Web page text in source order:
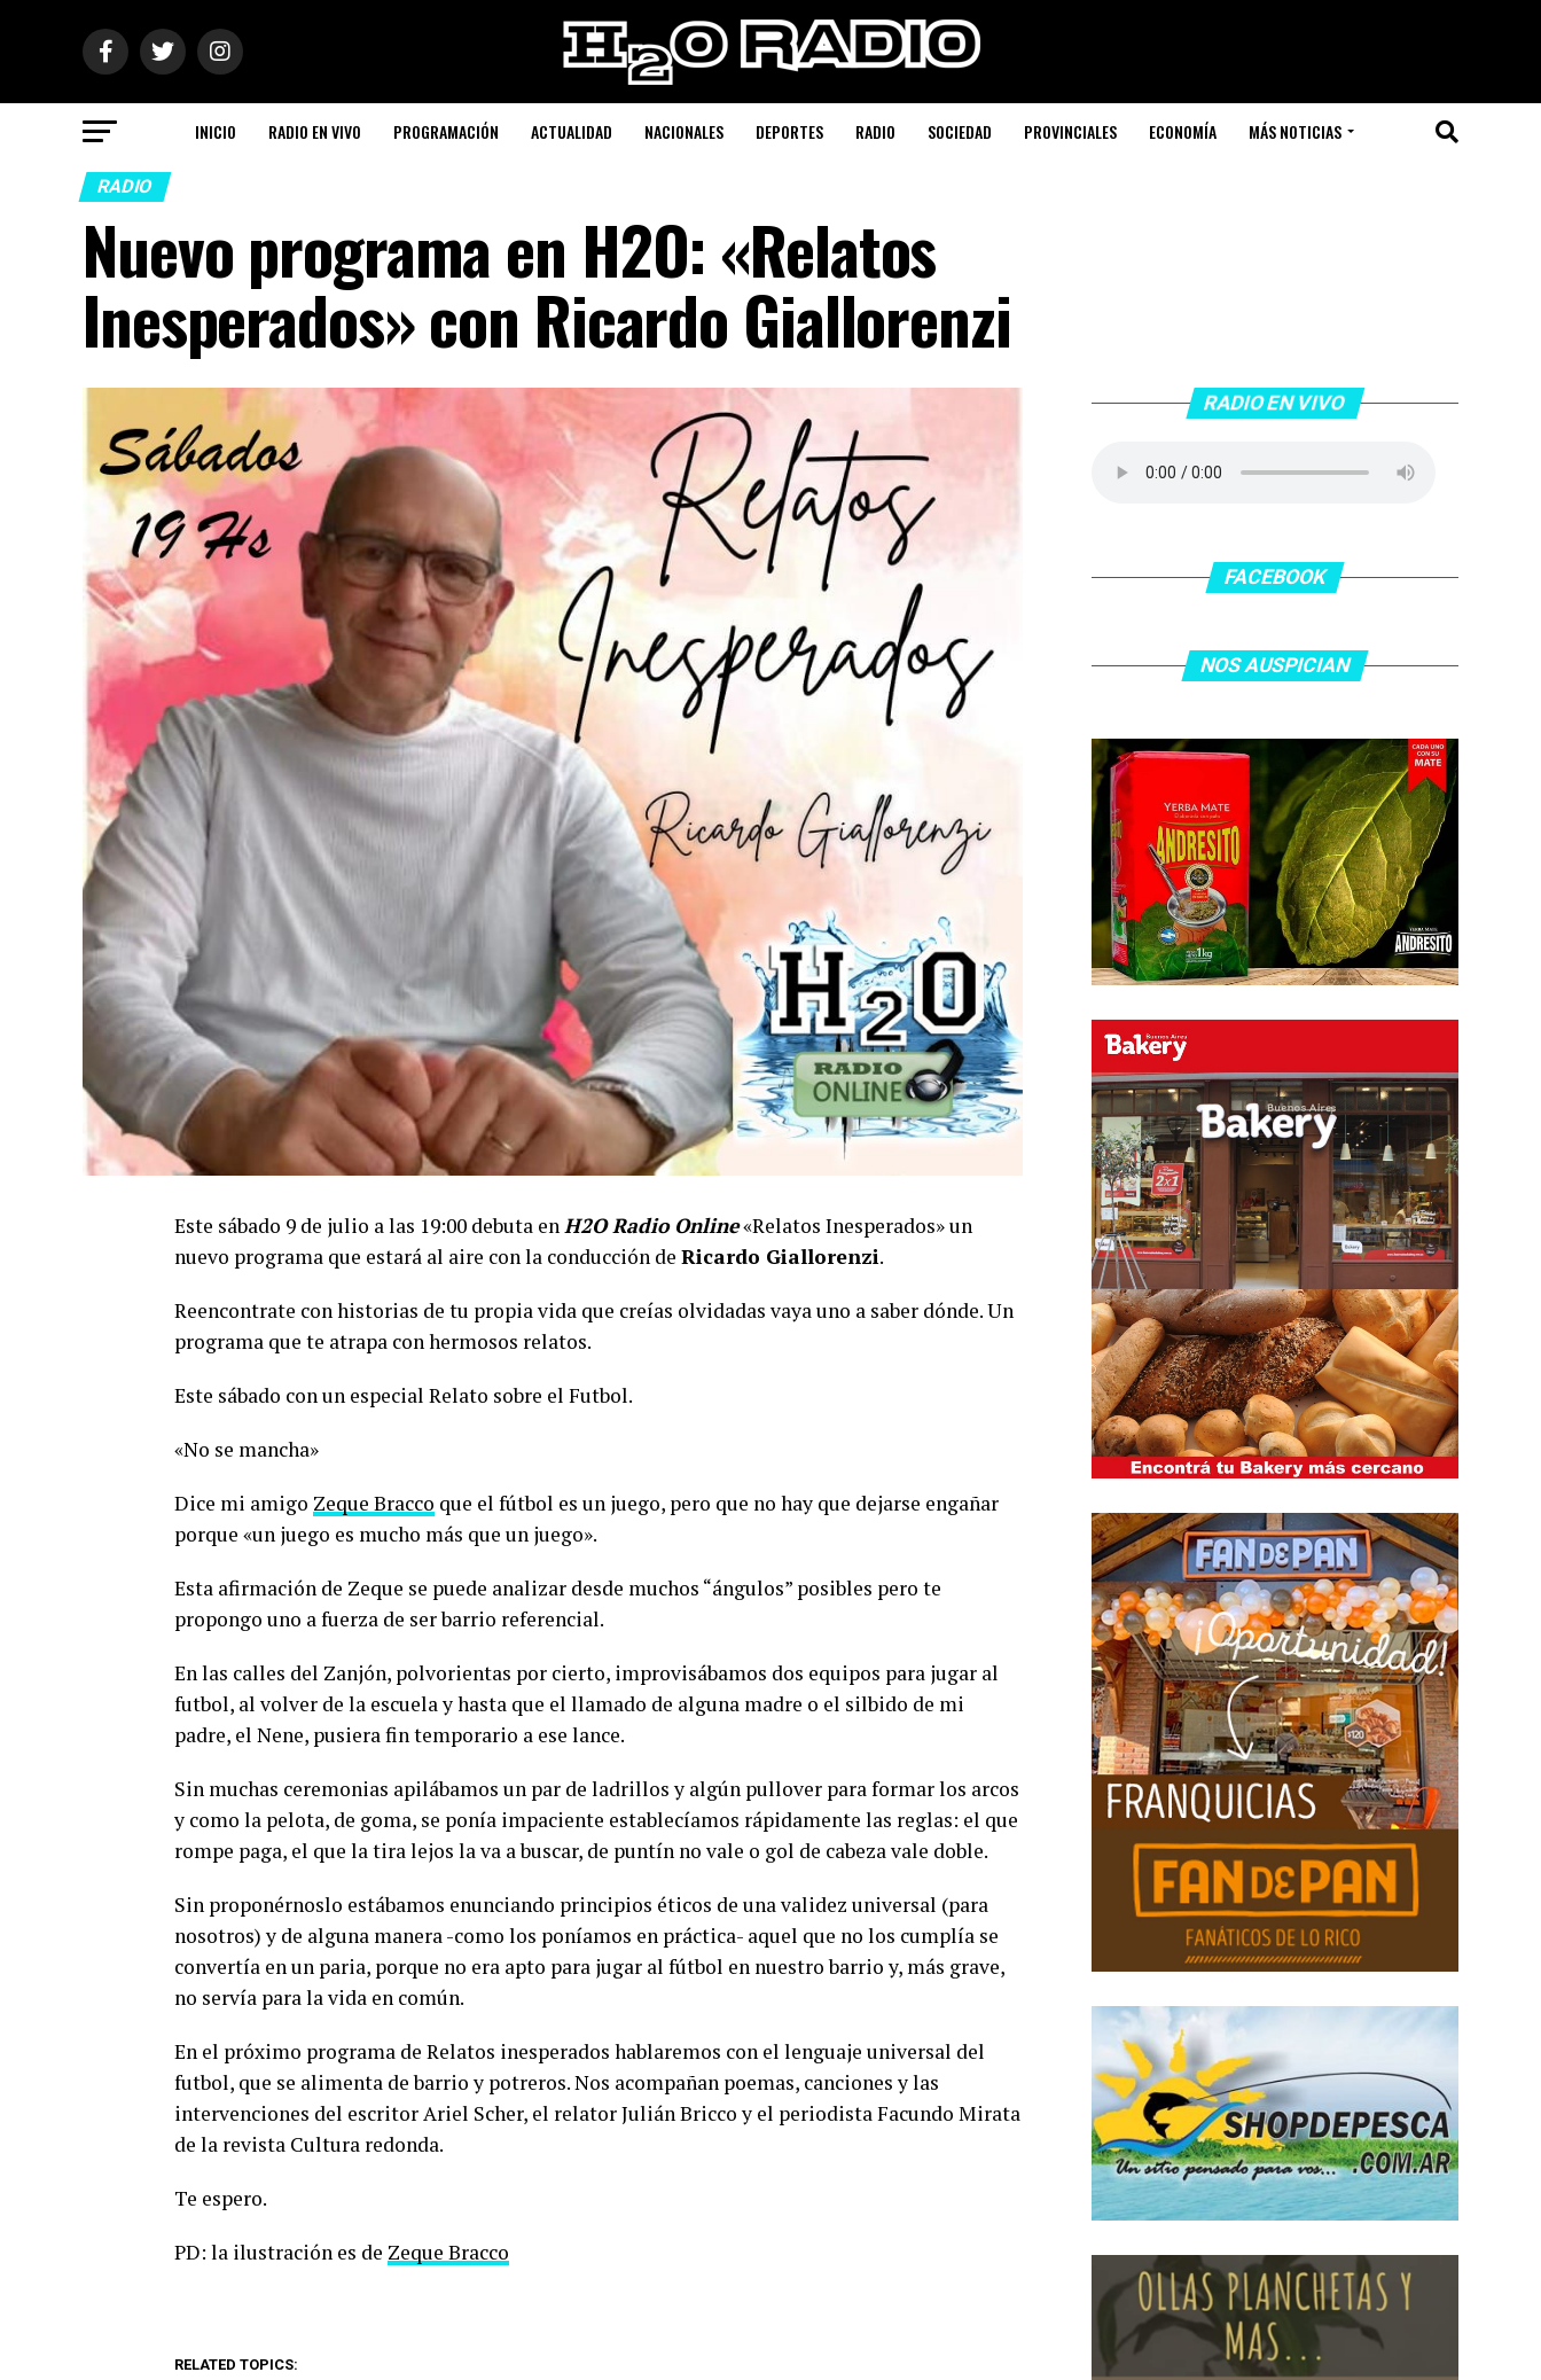
INICIO RADIO EN VIVO PROGRAMACIÓN ACTUALIDAD NACIONALES DEPORTES RADIO SOCIEDAD PROVINCIALES ECONOMÍA MÁS NOTICIAS
RADIO
Nuevo programa en H2O: «Relatos
Inesperados» con Ricardo Giallorenzi
Este sábado 9 de julio a las 19:00 debuta enH2O Radio Online«Relatos Inesperados» un
nuevo programa que estará al aire con la conducción de Ricardo Giallorenzi.
Reencontrate con historias de tu propia vida que creías olvidadas vaya uno a saber dónde. Un
programa que te atrapa con hermosos relatos.
Este sábado con un especial Relato sobre el Futbol.
«No se mancha»
Dice mi amigo Zeque Bracco que el fútbol es un juego, pero que no hay que dejarse engañar
porque «un juego es mucho más que un juego».
Esta afirmación de Zeque se puede analizar desde muchos “ángulos” posibles pero te
propongo uno a fuerza de ser barrio referencial.
En las calles del Zanjón, polvorientas por cierto, improvisábamos dos equipos para jugar al
futbol, al volver de la escuela y hasta que el llamado de alguna madre o el silbido de mi
padre, el Nene, pusiera fin temporario a ese lance.
Sin muchas ceremonias apilábamos un par de ladrillos y algún pullover para formar los arcos
y como la pelota, de goma, se ponía impaciente establecíamos rápidamente las reglas: el que
rompe paga, el que la tira lejos la va a buscar, de puntín no vale o gol de cabeza vale doble.
Sin proponérnoslo estábamos enunciando principios éticos de una validez universal (para
nosotros) y de alguna manera -como los poníamos en práctica- aquel que no los cumplía se
convertía en un paria, porque no era apto para jugar al fútbol en nuestro barrio y, más grave,
no servía para la vida en común.
En el próximo programa de Relatos inesperados hablaremos con el lenguaje universal del
futbol, que se alimenta de barrio y potreros. Nos acompañan poemas, canciones y las
intervenciones del escritor Ariel Scher, el relator Julián Bricco y el periodista Facundo Mirata
de la revista Cultura redonda.
Te espero.
PD: la ilustración es de Zeque Bracco
RELATED TOPICS:
RADIO EN VIVO
FACEBOOK
NOS AUSPICIAN